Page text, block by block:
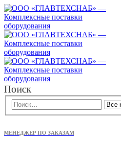
Поиск
МЕНЕДЖЕР ПО ЗАКАЗАМ